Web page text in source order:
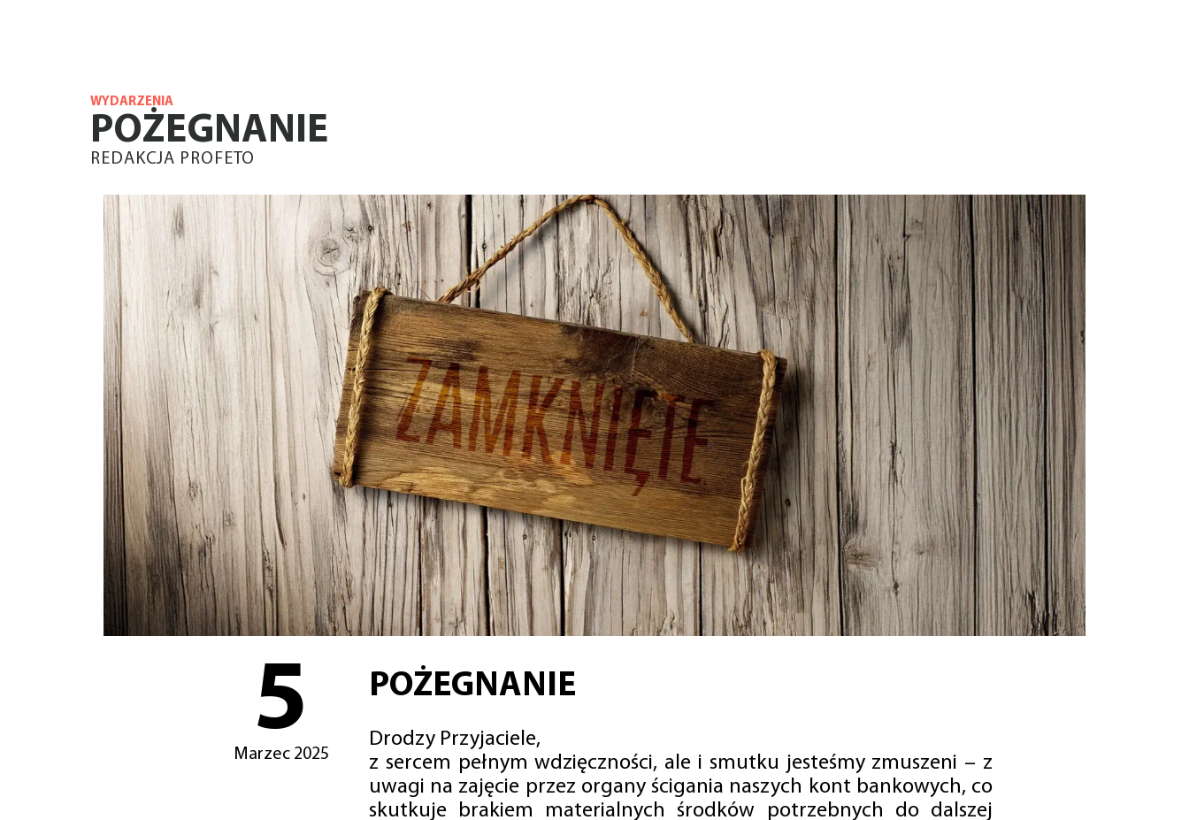
WYDARZENIA
POŻEGNANIE
REDAKCJA PROFETO
5
Marzec 2025
POŻEGNANIE
Drodzy Przyjaciele,
z sercem pełnym wdzięczności, ale i smutku jesteśmy zmuszeni – z
uwagi na zajęcie przez organy ścigania naszych kont bankowych, co
skutkuje brakiem materialnych środków potrzebnych do dalszej